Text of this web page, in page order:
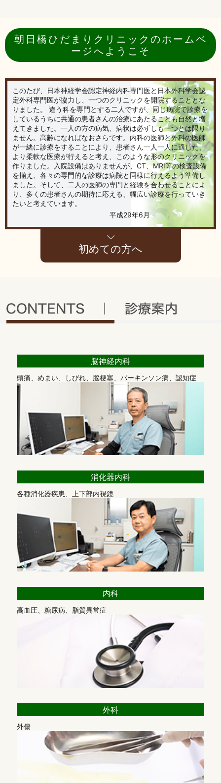
当院では、予約なしでの直接来院による診察も承っておりま
す。
予約状況によっては、お待ちいただく時間が長くなる場合がご
あらかじめご了承ください。
お時間に余裕を持ってご来院いただけますよう、よろしくお願
い申し上げます。
■対象となる診療科
消化器内科・外科 ・ 内科・肛門科・ 脳神経内科
■ 受付時間
月 ～ 金 【 9 ： 30 〜 17 ： 30 】
土 【 9 ： 30 〜 12 ： 30 】
（日曜・祝日は除く）
予約・予約変更・キャンセル以外のお問い合わせは、
何卒よろしくお願い申し上げます。
・電子的診療情報連携体制整備加算【令和8年6月から】
☆当院では診察室等において、オンライン資格確認等システム
により取得した診療情報を活用した診療を実施しております。
☆医療ＤＸを通じて質の高い医療を提供できるよう取り組んで
おります。
☆算定した診療報酬の区分・項目の名称及びその点数又は金額
を記載した詳細な明細書を無料で交付しております。
・医療DX推進体制加算⇒ 令和8年6月より電子的診療情報
医療DX推進体制加算に係る掲示につい以下の対応を行ってお
ります。
☆オンライン請求を行い、オンライン資格確認を行う体制を有
☆電子資格確認を利用して取得した診療情報を、閲覧または活
用できる体制を有しています。
☆電子処方箋を発行する体制を導入しております。
☆電子カルテ情報共有サービスを活用できる体制を導入予定で
す。
☆マイナンバーカードの健康保険証利用の使用について、
・明細書発行体制等加算⇒ 令和8年6月より電子的診療情
報連携体制整備加算へ変更されました
当院では、医療の透明化や患者様への情報提供を積極的に推進
していく観点から、領収書の発行の際に個別の診療報酬の算定
項目がわかる明細書を無料で発行しております。
明細書には、使用された薬剤の名称や行われた検査の名称が記
明細書の発行を希望されない方は、窓口にてその旨をお申し出
いても、明細書を無料で発行しております。ご希望の場合は、
窓口までお声掛けください。
ベースアップ評価料
物価高騰や賃上げが進む中で、良質な医療サービスを提供し、
朝日橋ひだまりクリニックのホームペ
ージへようこそ
このたび、日本神経学会認定神経内科専門医と日本外科学会認
定外科専門医が協力し、一つのクリニックを開院することとな
りました。 違う科を専門とする二人ですが、同じ病院で診療を
しているうちに共通の患者さんの治療にあたることも自然と増
えてきました。一人の方の病気、病状は必ずしも一つとは限り
ません。高齢になればなおさらです。内科の医師と外科の医師
が一緒に診療をすることにより、患者さん一人一人に適した、
より柔軟な医療が行えると考え、このような形のクリニックを
作りました。入院設備はありませんが、CT、MRI等の検査設備
を揃え、各々の専門的な診療は病院と同様に行えるよう準備し
ました。そして、二人の医師の専門と経験を合わせることによ
り、多くの患者さんの期待に応える、幅広い診療を行っていき
たいと考えています。
平成29年6月
初めての方へ
脳神経内科
頭痛、めまい、しびれ、脳梗塞、パーキンソン病、認知症
消化器内科
各種消化器疾患、上下部内視鏡
内科
高血圧、糖尿病、脂質異常症
外科
外傷